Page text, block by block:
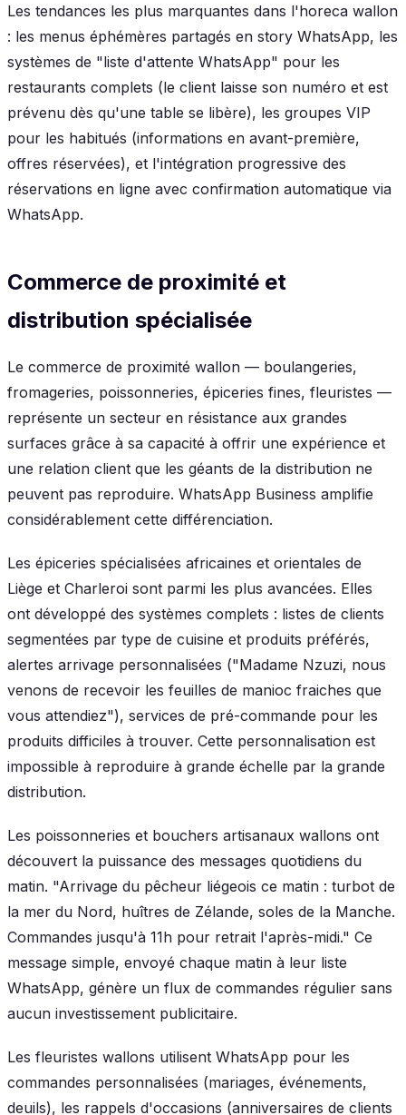
Les tendances les plus marquantes dans l'horeca wallon
: les menus éphémères partagés en story WhatsApp, les
systèmes de "liste d'attente WhatsApp" pour les
restaurants complets (le client laisse son numéro et est
prévenu dès qu'une table se libère), les groupes VIP
pour les habitués (informations en avant-première,
offres réservées), et l'intégration progressive des
réservations en ligne avec confirmation automatique via
WhatsApp.
Commerce de proximité et
distribution spécialisée
Le commerce de proximité wallon — boulangeries,
fromageries, poissonneries, épiceries fines, fleuristes —
représente un secteur en résistance aux grandes
surfaces grâce à sa capacité à offrir une expérience et
une relation client que les géants de la distribution ne
peuvent pas reproduire. WhatsApp Business amplifie
considérablement cette différenciation.
Les épiceries spécialisées africaines et orientales de
Liège et Charleroi sont parmi les plus avancées. Elles
ont développé des systèmes complets : listes de clients
segmentées par type de cuisine et produits préférés,
alertes arrivage personnalisées ("Madame Nzuzi, nous
venons de recevoir les feuilles de manioc fraiches que
vous attendiez"), services de pré-commande pour les
produits difficiles à trouver. Cette personnalisation est
impossible à reproduire à grande échelle par la grande
distribution.
Les poissonneries et bouchers artisanaux wallons ont
découvert la puissance des messages quotidiens du
matin. "Arrivage du pêcheur liégeois ce matin : turbot de
la mer du Nord, huîtres de Zélande, soles de la Manche.
Commandes jusqu'à 11h pour retrait l'après-midi." Ce
message simple, envoyé chaque matin à leur liste
WhatsApp, génère un flux de commandes régulier sans
aucun investissement publicitaire.
Les fleuristes wallons utilisent WhatsApp pour les
commandes personnalisées (mariages, événements,
deuils), les rappels d'occasions (anniversaires de clients